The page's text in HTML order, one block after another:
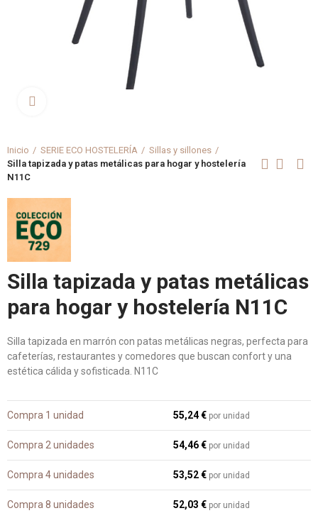
Inicio SERIE ECO HOSTELERÍA
Sillas y sillones
Silla tapizada y patas metálicas para hogar y hostelería
N11C
Silla tapizada y patas metálicas
para hogar y hostelería N11C
Silla tapizada en marrón con patas metálicas negras, perfecta para
cafeterías, restaurantes y comedores que buscan confort y una
estética cálida y sofisticada. N11C
Compra 1 unidad 55,24 € por unidad
Compra 2 unidades 54,46 € por unidad
Compra 4 unidades 53,52 € por unidad
Compra 8 unidades 52,03 € por unidad